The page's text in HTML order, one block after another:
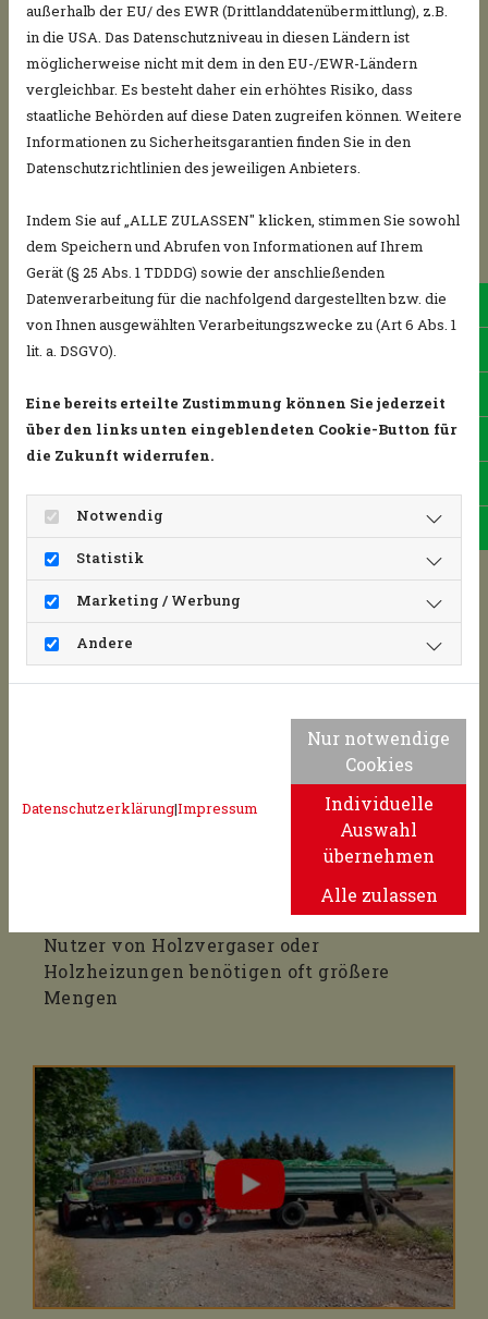
Abkippen Hänger 15 m³
Lieferung mit Traktor - kleiner Hänger - 15
m³
Lieferung mit Traktor - großer Hänger - 20
m³
Abkippen bei Groß-Kunden mit 35 m³
Nutzer von Holzvergaser oder
Holzheizungen benötigen oft größere
Mengen
E-
außerhalb der EU/ des EWR (Drittlanddatenübermittlung), z.B.
in die USA. Das Datenschutzniveau in diesen Ländern ist
möglicherweise nicht mit dem in den EU-/EWR-Ländern
vergleichbar. Es besteht daher ein erhöhtes Risiko, dass
staatliche Behörden auf diese Daten zugreifen können. Weitere
Informationen zu Sicherheitsgarantien finden Sie in den
Datenschutzrichtlinien des jeweiligen Anbieters.
Indem Sie auf „ALLE ZULASSEN" klicken, stimmen Sie sowohl
dem Speichern und Abrufen von Informationen auf Ihrem
Gerät (§ 25 Abs. 1 TDDDG) sowie der anschließenden
Datenverarbeitung für die nachfolgend dargestellten bzw. die
von Ihnen ausgewählten Verarbeitungszwecke zu (Art 6 Abs. 1
lit. a. DSGVO).
Eine bereits erteilte Zustimmung können Sie jederzeit
über den links unten eingeblendeten Cookie-Button für
die Zukunft widerrufen.
Notwendig
Statistik
Marketing / Werbung
Andere
Datenschutzerklärung|Impressum
Nur notwendige
Cookies
Individuelle
Auswahl
übernehmen
Alle zulassen